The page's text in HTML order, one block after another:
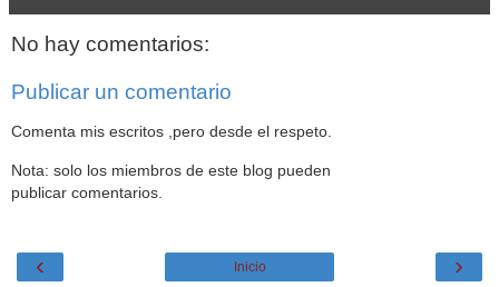
No hay comentarios:
Publicar un comentario
Comenta mis escritos ,pero desde el respeto.
Nota: solo los miembros de este blog pueden
publicar comentarios.
‹ ›
Inicio